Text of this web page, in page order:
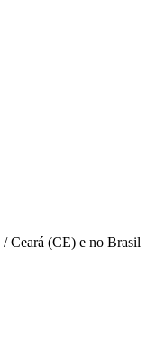
/ Ceará (CE) e no Brasil